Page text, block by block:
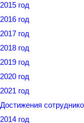
2015 год
2016 год
2017 год
2018 год
2019 год
2020 год
2021 год
Достижения
2014 год